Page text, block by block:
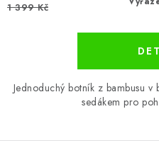
1 399 Kč
Jednoduchý botník z bambusu
sedákem pro